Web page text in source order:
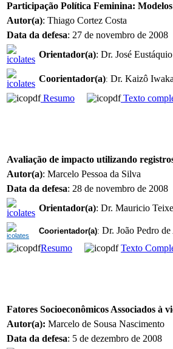
Participação Política Feminina:
Autor(a): Thiago Cortez Costa
Data da defesa: 27 de novembro de 2008
Orientador(a): Dr. José
Coorientador(a): Dr. Kaizô
Resumo
Texto
Avaliação de impacto utilizando
Autor(a): Marcelo Pessoa da Silva
Data da defesa: 28 de novembro de 2008
Orientador(a): Dr. Mauricio
Coorientador(a): Dr. João Pedro
Resumo
Texto
Fatores Socioeconômicos Associados
Autor(a): Marcelo de Sousa Nascimento
Data da defesa: 5 de dezembro de 2008